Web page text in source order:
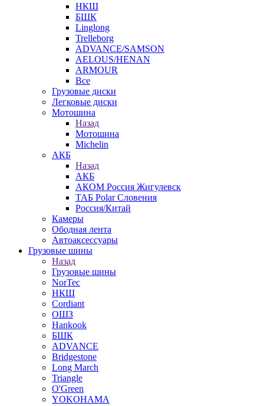
НКШ
БШК
Linglong
Trelleborg
ADVANCE/SAMSON
AELOUS/HENAN
ARMOUR
Все
Грузовые диски
Легковые диски
Мотошина
Назад
Мотошина
Michelin
АКБ
Назад
АКБ
АКОМ Россия Жигулевск
ТАБ Polar Словения
Россия/Китай
Камеры
Ободная лента
Автоаксессуары
Грузовые шины
Назад
Грузовые шины
NorTec
НКШ
Cordiant
ОШЗ
Hankook
БШК
ADVANCE
Bridgestone
Long March
Triangle
O'Green
YOKOHAMA